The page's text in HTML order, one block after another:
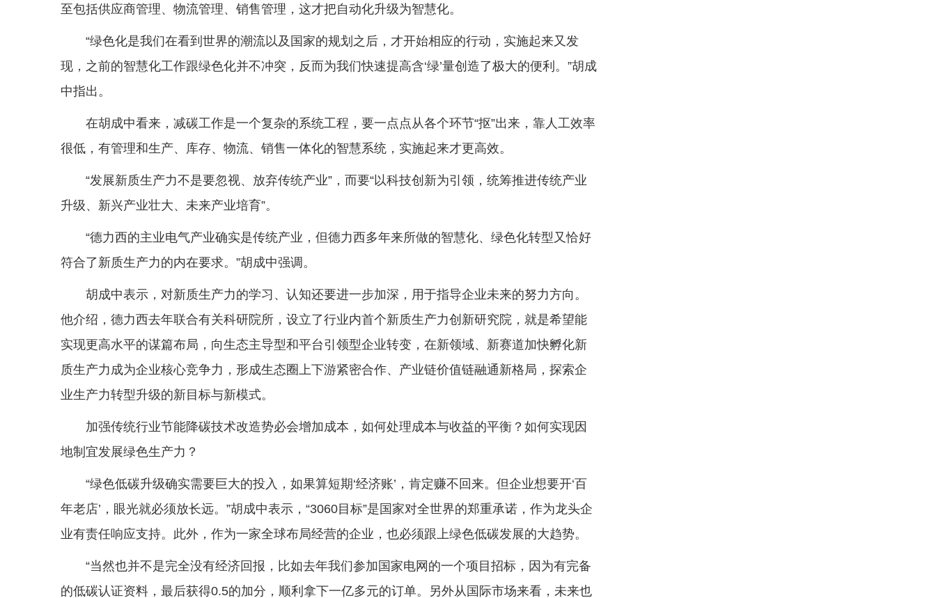
至包括供应商管理、物流管理、销售管理，这才把自动化升级为智慧化。
“绿色化是我们在看到世界的潮流以及国家的规划之后，才开始相应的行动，实施起来又发
现，之前的智慧化工作跟绿色化并不冲突，反而为我们快速提高含‘绿’量创造了极大的便利。”胡成
中指出。
在胡成中看来，减碳工作是一个复杂的系统工程，要一点点从各个环节“抠”出来，靠人工效率
很低，有管理和生产、库存、物流、销售一体化的智慧系统，实施起来才更高效。
“发展新质生产力不是要忽视、放弃传统产业”，而要“以科技创新为引领，统筹推进传统产业
升级、新兴产业壮大、未来产业培育”。
“德力西的主业电气产业确实是传统产业，但德力西多年来所做的智慧化、绿色化转型又恰好
符合了新质生产力的内在要求。”胡成中强调。
胡成中表示，对新质生产力的学习、认知还要进一步加深，用于指导企业未来的努力方向。
他介绍，德力西去年联合有关科研院所，设立了行业内首个新质生产力创新研究院，就是希望能
实现更高水平的谋篇布局，向生态主导型和平台引领型企业转变，在新领域、新赛道加快孵化新
质生产力成为企业核心竞争力，形成生态圈上下游紧密合作、产业链价值链融通新格局，探索企
业生产力转型升级的新目标与新模式。
加强传统行业节能降碳技术改造势必会增加成本，如何处理成本与收益的平衡？如何实现因
地制宜发展绿色生产力？
“绿色低碳升级确实需要巨大的投入，如果算短期‘经济账’，肯定赚不回来。但企业想要开‘百
年老店’，眼光就必须放长远。”胡成中表示，“3060目标”是国家对全世界的郑重承诺，作为龙头企
业有责任响应支持。此外，作为一家全球布局经营的企业，也必须跟上绿色低碳发展的大趋势。
“当然也并不是完全没有经济回报，比如去年我们参加国家电网的一个项目招标，因为有完备
的低碳认证资料，最后获得0.5的加分，顺利拿下一亿多元的订单。另外从国际市场来看，未来也